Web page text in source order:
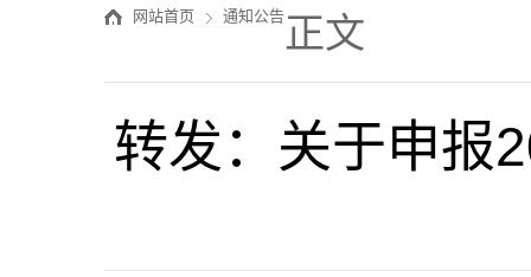
网站首页 通知公告 正文
转发：关于申报